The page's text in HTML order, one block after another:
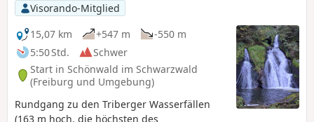
Visorando-Mitglied
15,07 km
+547 m
-550 m
5:50 Std.
Schwer
Start in Schönwald im Schwarzwald
(Freiburg und Umgebung)
Rundgang zu den Triberger Wasserfällen
(163 m hoch, die höchsten des